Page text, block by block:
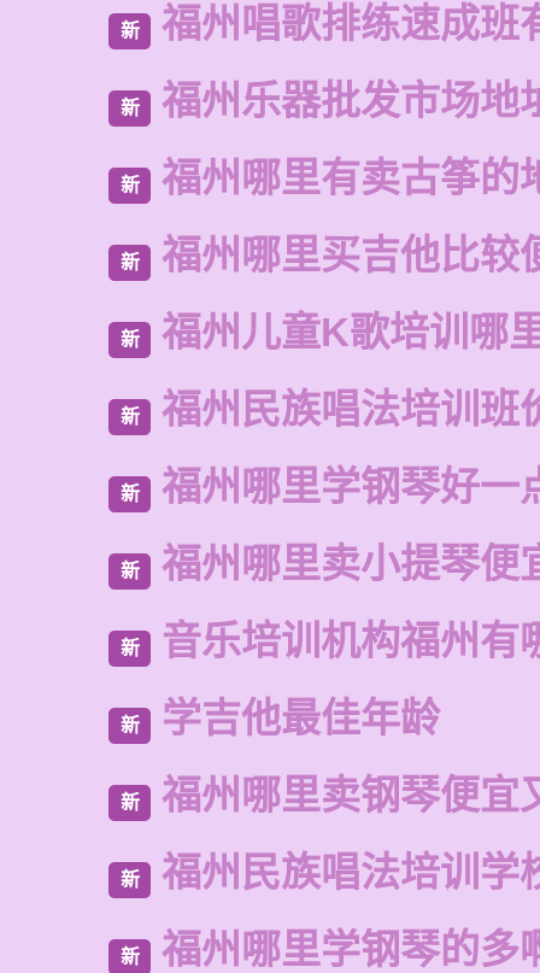
新 福州唱歌排练速成班
新 福州乐器批发市场地
新 福州哪里有卖古筝的
新 福州哪里买吉他比较
新 福州儿童K歌培训哪
新 福州民族唱法培训班
新 福州哪里学钢琴好一
新 福州哪里卖小提琴便
新 音乐培训机构福州有
新 学吉他最佳年龄
新 福州哪里卖钢琴便宜
新 福州民族唱法培训学
新 福州哪里学钢琴的多